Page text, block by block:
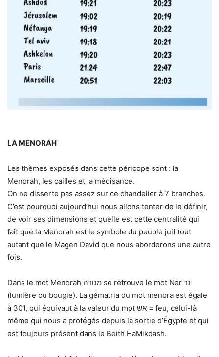
LA MENORAH
Les thèmes exposés dans cette péricope sont : la
Menorah, les cailles et la médisance.
On ne disserte pas assez sur ce chandelier à 7 branches.
C’est pourquoi aujourd’hui nous allons tenter de le définir,
de voir ses dimensions et quelle est cette centralité qui
fait que la Menorah est le symbole du peuple juif tout
autant que le Magen David que nous aborderons une autre
fois.
Dans le mot Menorah מנורה se retrouve le mot Ner נר
(lumière ou bougie). La gématria du mot menora est égale
à 301, qui équivaut à la valeur du mot אש = feu, celui-là
même qui nous a protégés depuis la sortie d’Égypte et qui
est toujours présent dans le Beith HaMikdash.